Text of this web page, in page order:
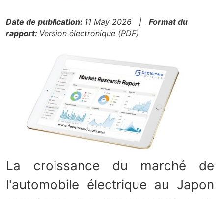
Date de publication: 11 May 2026 | Format du
rapport: Version électronique (PDF)
La croissance du marché de
l'automobile électrique au Japon